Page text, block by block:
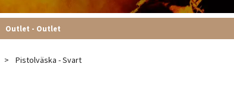
Outlet - Outlet
Pistolväska - Svart